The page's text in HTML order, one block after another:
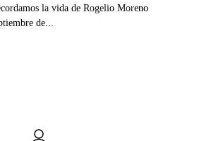
la vida de Rogelio Moreno
de...